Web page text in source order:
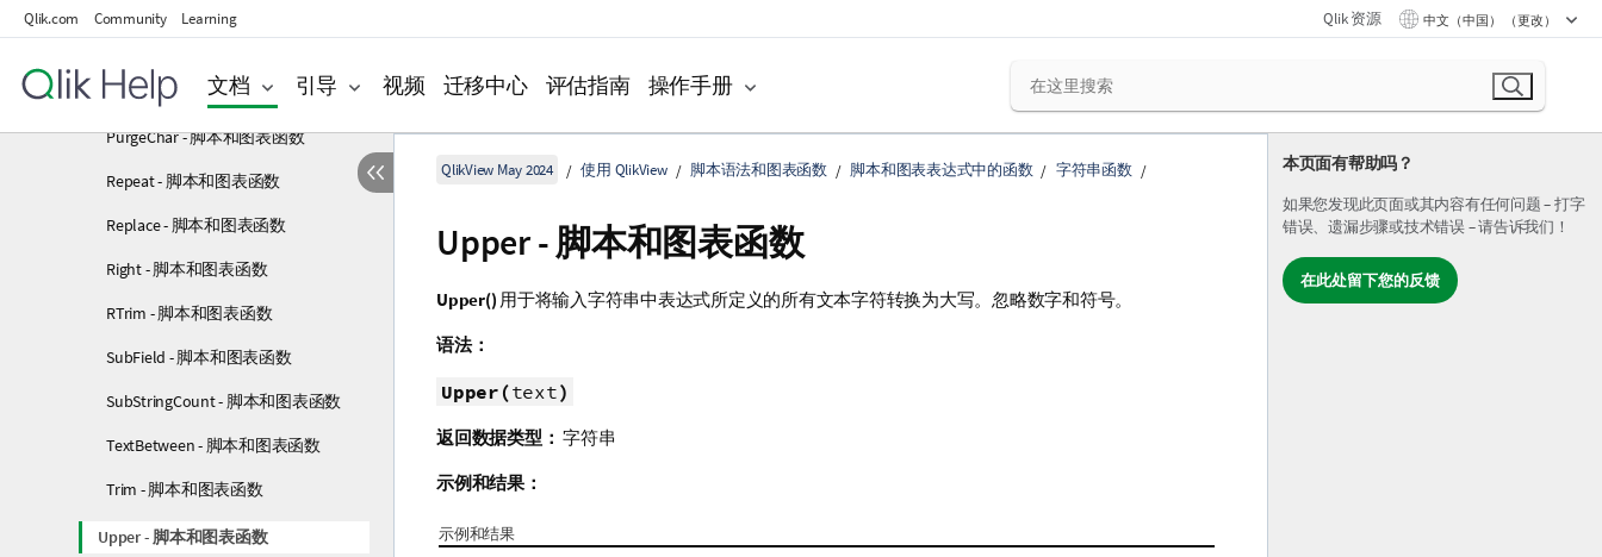
Qlik.com Community Learning Qlik 资源 中文（中国） （更改）
文档 引导 视频 迁移中心 评估指南 操作手册
Ord - 脚本和图表函数
PurgeChar - 脚本和图表函数
Repeat - 脚本和图表函数
Replace - 脚本和图表函数
Right - 脚本和图表函数
RTrim - 脚本和图表函数
SubField - 脚本和图表函数
SubStringCount - 脚本和图表函数
TextBetween - 脚本和图表函数
Trim - 脚本和图表函数
Upper - 脚本和图表函数
本页面有帮助吗？
如果您发现此页面或其内容有任何问题 – 打字
错误、遗漏步骤或技术错误 – 请告诉我们！
在此处留下您的反馈
QlikView May 2024 使用 QlikView 脚本语法和图表函数 脚本和图表表达式中的函数 字符串函数
Upper - 脚本和图表函数
Upper() 用于将输入字符串中表达式所定义的所有文本字符转换为大写。忽略数字和符号。
语法：
Upper(text)
返回数据类型： 字符串
示例和结果：
示例和结果